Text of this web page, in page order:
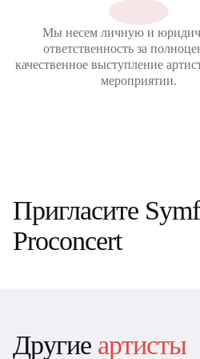
Мы несем личную и
ответственность за
качественное выступление
мероприятии.
Пригласите
Proconcert
Другие артисты